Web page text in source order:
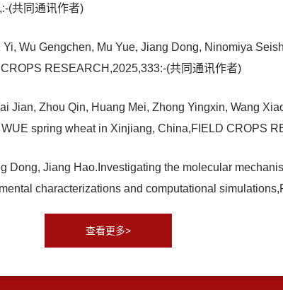
(共同通讯作者)
Wu Gengchen, Mu Yue, Jiang Dong, Ninomiya
RESEARCH,2025,333:-(共同通讯作者)
Jian, Zhou Qin, Huang Mei, Zhong Yingxin, Wang
spring wheat in Xinjiang, China,FIELD CROPS
Dong, Jiang Hao.Investigating the molecular
characterizations and computational
查看更多>